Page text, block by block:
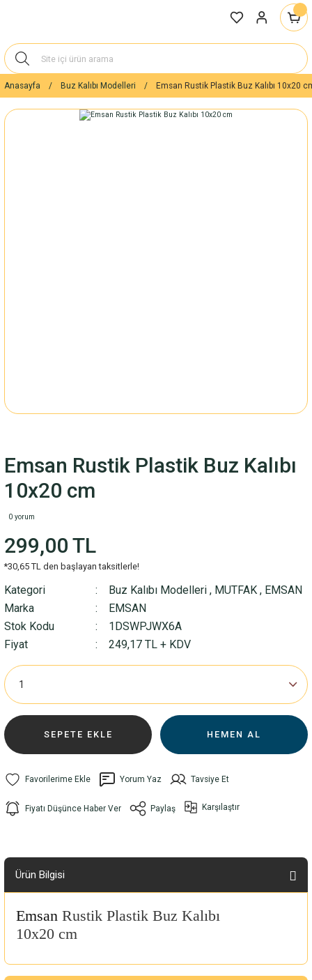
Anasayfa Buz Kalıbı Modelleri Emsan Rustik Plastik Buz Kalıbı 10x20
Emsan Rustik Plastik Buz Kalıbı
10x20 cm
0 yorum
299,00 TL
*30,65 TL den başlayan taksitlerle!
Kategori Buz Kalıbı Modelleri , MUTFAK , EMSAN
Marka
EMSAN
Stok Kodu
1DSWPJWX6A
Fiyat
249,17 TL + KDV
SEPETE EKLE HEMEN AL
Yorum Yaz Tavsiye Et
Fiyatı Düşünce Haber Ver Paylaş Karşılaştır
Ürün Bilgisi
Emsan Rustik Plastik Buz Kalıbı
10x20 cm